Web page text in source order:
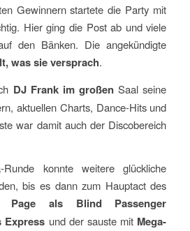
Gewinnern startete die Party mit
Hier ging die Post ab und viele
den Bänken. Die angekündigte
was sie versprach.
DJ Frank im großen Saal seine
aktuellen Charts, Dance-Hits und
war damit auch der Discobereich
konnte weitere glückliche
bis es dann zum Hauptact des
Page als Blind Passenger
Express und der sauste mit Mega-